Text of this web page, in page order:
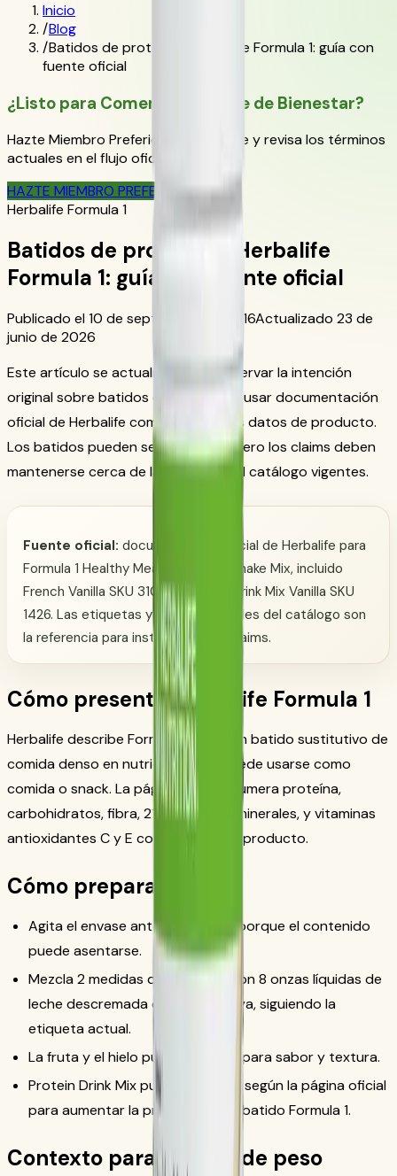
Inicio
/Blog
/Batidos de proteína y Herbalife Formula 1: guía con
fuente oficial
¿Listo para Comenzar Tu Viaje de Bienestar?
Hazte Miembro Preferido de Herbalife y revisa los términos
actuales en el flujo oficial de pedido.
HAZTE MIEMBRO PREFERIDO
Herbalife‬ Formula 1
Batidos de proteína y Herbalife
Formula 1: guía con fuente oficial
Publicado el 10 de septiembre de 2016Actualizado 23 de
junio de 2026
Este artículo se actualizó para conservar la intención
original sobre batidos de proteína y usar documentación
oficial de Herbalife como base de los datos de producto.
Los batidos pueden ser prácticos, pero los claims deben
mantenerse cerca de la etiqueta y el catálogo vigentes.
Fuente oficial: documentación oficial de Herbalife para
Formula 1 Healthy Meal Nutritional Shake Mix, incluido
French Vanilla SKU 3106, y Protein Drink Mix Vanilla SKU
1426. Las etiquetas y páginas actuales del catálogo son
la referencia para instrucciones y claims.
Cómo presenta Herbalife Formula 1
Herbalife describe Formula 1 como un batido sustitutivo de
comida denso en nutrientes que puede usarse como
comida o snack. La página oficial enumera proteína,
carbohidratos, fibra, 21 vitaminas y minerales, y vitaminas
antioxidantes C y E como datos del producto.
Cómo prepararlo
Agita el envase antes de usarlo, porque el contenido
puede asentarse.
Mezcla 2 medidas de Formula 1 con 8 onzas líquidas de
leche descremada o leche de soya, siguiendo la
etiqueta actual.
La fruta y el hielo pueden usarse para sabor y textura.
Protein Drink Mix puede añadirse según la página oficial
para aumentar la proteína de un batido Formula 1.
Contexto para control de peso